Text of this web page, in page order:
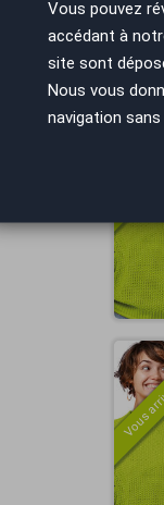
Vous
Vous pouvez
accédant à
site sont
Nous vous
navigation sans